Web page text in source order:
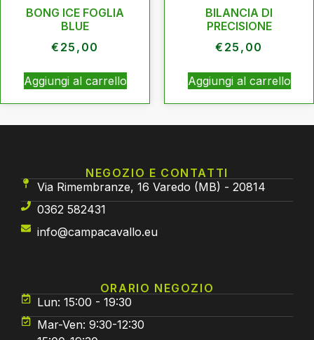
BONG ICE FOGLIA
BLUE
€ 25,00
Aggiungi al carrello
BILANCIA DI
PRECISIONE
€ 25,00
Aggiungi al carrello
NEGOZIO E CONTATTI
Via Rimembranze, 16 Varedo (MB) - 20814
0362 582431
info@campacavallo.eu
ORARIO NEGOZIO
Lun: 15:00 - 19:30
Mar-Ven: 9:30-12:30